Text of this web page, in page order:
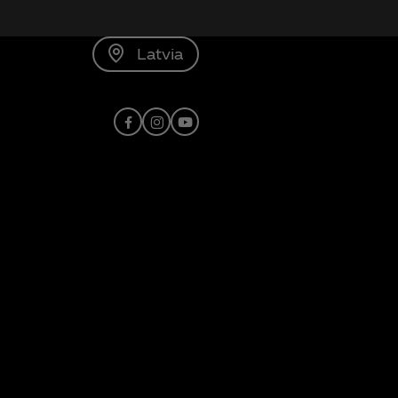
Latvia
Facebook
Instagram
Youtube